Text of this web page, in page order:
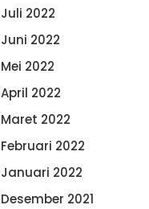
Juli 2022
Juni 2022
Mei 2022
April 2022
Maret 2022
Februari 2022
Januari 2022
Desember 2021